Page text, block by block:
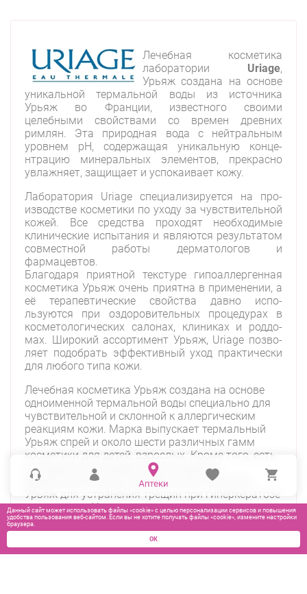
Лечебная косметика
лаборатории Uriage,
Урьяж созда­на на основе
уникальной термальной воды из исто­чника
Урьяж во Франции, известного сво­ими
целебными свойствами со времен дре­вних
римлян. Эта природная вода с нейтра­льным
уровнем pH, содержащая уникальную конце­
нтрацию минеральных элементов, прекрасно
увла­жняет, защищает и успокаивает кожу.
Лабо­ратория Uriage специализируется на про­
изводстве косметики по уходу за чувстви­тельной
кожей. Все средства проходят нео­бходимые
клинические испытания и являю­тся результатом
совместной работы дерма­тологов и
фармацевтов.
Благо­даря приятной текстуре гипоаллергенная
косме­тика Урьяж очень приятна в при­менении, а
её терапевтические свойства давно испо­
льзуются при оздоровительных процедурах в
косме­тологических салонах, клиниках и роддо­
мах. Широкий ассортимент Урьяж, Uriage позво­
ляет подобрать эффективный уход практи­чески
для любого типа кожи.
Лечебная косметика Урьяж создана на основе
одноименной термальной воды специально для
чувствительной и склонной к аллергическим
реакциям кожи. Марка выпускает термальный
Урьяж спрей и около шести различных гамм
косметики для детей, взрослых. Кроме того, есть
и специальные продукты для решения
дерматологических проблем кожи: бальзам
Урьяж для устранения трещин при гиперкератозе
и сыворотка Урьяж увлажняющая для всех типов
кожи с активным гидротермальным комплексом.
Данный сайт может использовать файлы «cookie» с целью персонализации сервисов и повышения
удобства пользования веб-сайтом. Если вы не хотите получать файлы «cookie», измените настройки
браузера.
ОК